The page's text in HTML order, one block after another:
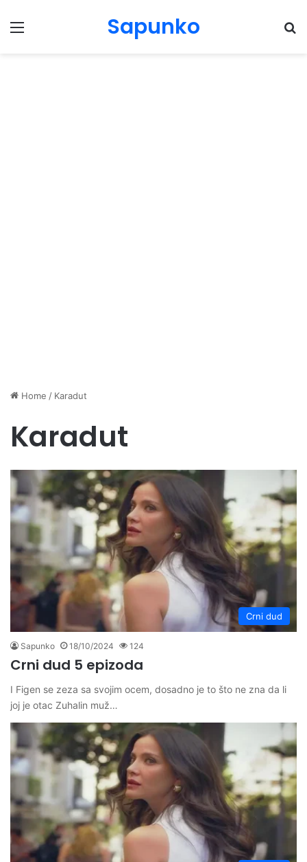
Menu Sapunko
Home / Karadut
Karadut
Crni dud
Sapunko 18/10/2024 124
Crni dud 5 epizoda
I Figen se zeza sa svojim ocem, dosadno je to što ne zna da li
joj je otac Zuhalin muž…